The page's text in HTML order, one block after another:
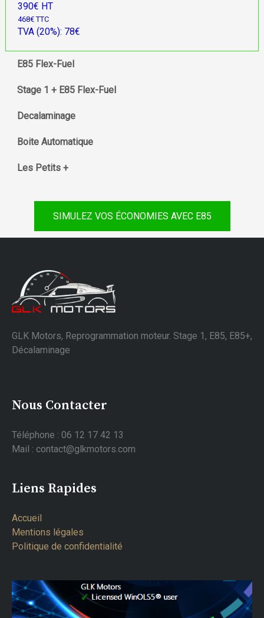
390€ HT
468€ TTC
TVA (20%): 78€
E85 Flex-Fuel
Stage 1 + E85 Flex-Fuel
Decalaminage
Boite Automatique
Les Petits +
SIMULEZ VOS ÉCONOMIES AVEC E85
GLK Motors, Reprogrammation moteur. Stage 1, E85, E85+,
Décalaminage
Nous Contacter
Téléphone : 06 12 17 42 13
Mail : contact@glkmotors.com
Liens Rapides
Accueil
Mentions légales
Politique de confidentialité